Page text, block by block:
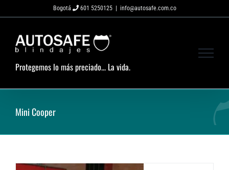
al
Bogotá 601 5250125 info@autosafe.com.co
Protegemos lo más preciado... La vida.
Mini Cooper